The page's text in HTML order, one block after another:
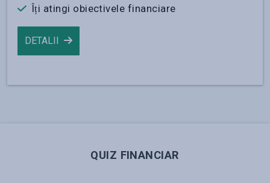
Îți atingi obiectivele financiare
DETALII
QUIZ FINANCIAR